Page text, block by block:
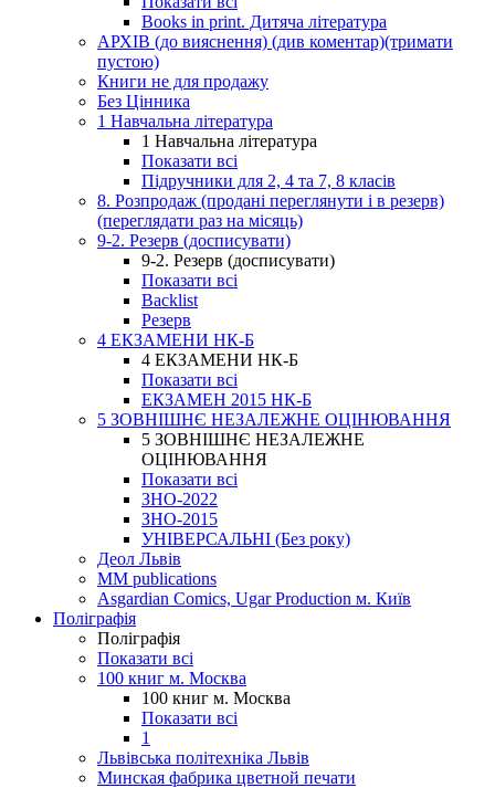
Books in print. Дитяча література
АРХІВ (до вияснення) (див коментар)(тримати
пустою)
Книги не для продажу
Без Цінника
1 Навчальна література
1 Навчальна література
Показати всі
Підручники для 2, 4 та 7, 8 класів
8. Розпродаж (продані переглянути і в резерв)
(переглядати раз на місяць)
9-2. Резерв (досписувати)
9-2. Резерв (досписувати)
Показати всі
Backlist
Резерв
4 ЕКЗАМЕНИ НК-Б
4 ЕКЗАМЕНИ НК-Б
Показати всі
ЕКЗАМЕН 2015 НК-Б
5 ЗОВНІШНЄ НЕЗАЛЕЖНЕ ОЦІНЮВАННЯ
5 ЗОВНІШНЄ НЕЗАЛЕЖНЕ
ОЦІНЮВАННЯ
Показати всі
ЗНО-2022
ЗНО-2015
УНІВЕРСАЛЬНІ (Без року)
Деол Львів
MM publications
Asgardian Comics, Ugar Production м. Київ
Поліграфія
Поліграфія
Показати всі
100 книг м. Москва
100 книг м. Москва
Показати всі
1
Львівська політехніка Львів
Минская фабрика цветной печати